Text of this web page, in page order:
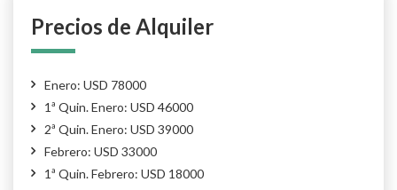
Precios de Alquiler
Enero: USD 78000
1ª Quin. Enero: USD 46000
2ª Quin. Enero: USD 39000
Febrero: USD 33000
1ª Quin. Febrero: USD 18000